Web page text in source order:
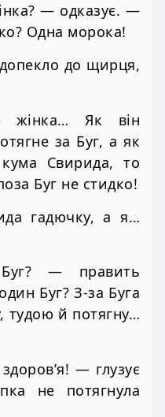
— одказує. —
Одна морока!
до щирця,
Як він
за Буг, а як
Свирида, то
Буг не стидко!
гадючку, а я…
— править
Буг? З-за Буга
тудою й потягну…
— глузує
не потягнула